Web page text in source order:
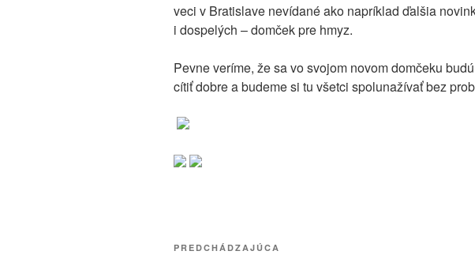
veci v Bratislave nevídané ako napríklad ďalšia
i dospelých – domček pre hmyz.
Pevne veríme, že sa vo svojom novom domčeku
cítiť dobre a budeme si tu všetci spolunažívať bez
Navigácia
Predchádzajúci
PREDCHÁDZAJÚCA